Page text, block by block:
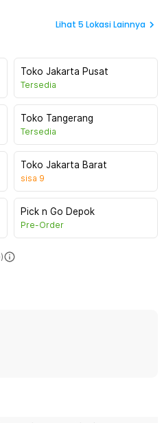
Lihat 5 Lokasi Lainnya
Toko Jakarta Pusat
Tersedia
Toko Tangerang
Tersedia
Toko Jakarta Barat
sisa 9
Pick n Go Depok
Pre-Order